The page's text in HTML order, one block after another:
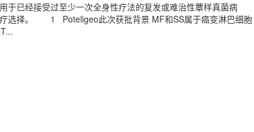
已经接受过至少一次全身性疗法的复发或难治性蕈样真菌病
疗选择。 1 Poteligeo此次获批背景 MF和SS属于癌变淋巴细胞